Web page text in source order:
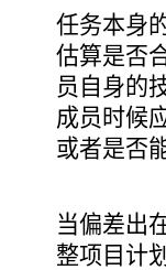
任务本身
估算是否
员自身的
成员时候
或者是否
当偏差出
整项目计